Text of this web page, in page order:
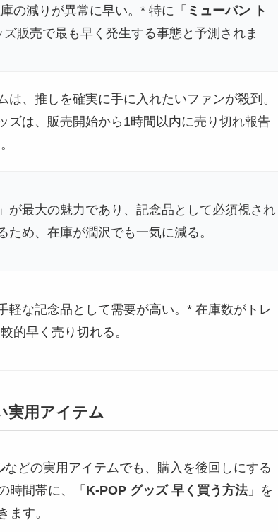
の減りが異常に早い。* 特に「 ミューバン ト
ズ販売で最も早く発生する事態と予測されま
は、推しを確実に手に入れたいファンが殺到。
ズは、販売開始から1時間以内に売り切れ報告
が最大の魅力であり、記念品として必須視され
ため、在庫が潤沢でも一気に減る。
軽な記念品として需要が高い。* 在庫数がトレ
的早く売り切れる。
実用アイテム
などの実用アイテムでも、購入を後回しにする
時間帯に、「 K-POP グッズ 早く買う方法」を
ます。